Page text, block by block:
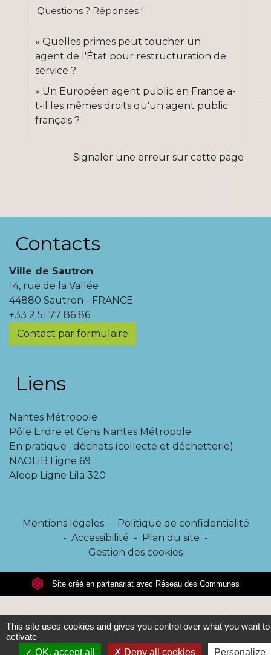
Questions ? Réponses !
Quelles primes peut toucher un
agent de l'État pour restructuration de
service ?
Un Européen agent public en France a-
t-il les mêmes droits qu'un agent public
français ?
Signaler une erreur sur cette page
Contacts
Ville de Sautron
14, rue de la Vallée
44880 Sautron - FRANCE
+33 2 51 77 86 86
Contact par formulaire
Liens
Nantes Métropole
Pôle Erdre et Cens Nantes Métropole
En pratique : déchets (collecte et déchetterie)
NAOLIB Ligne 69
Aleop Ligne Lila 320
Mentions légales - Politique de confidentialité
- Accessibilité - Plan du site -
Gestion des cookies
Site créé en partenariat avec Réseau des Communes
This site uses cookies and gives you control over what you want to
activate
OK, accept all
Deny all cookies Personalize